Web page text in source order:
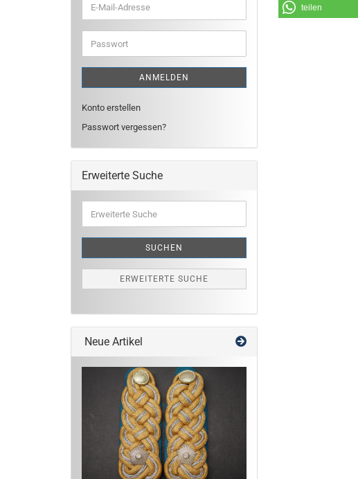
teilen
E-
Mail-
Adresse
Passwort
ANMELDEN
Konto erstellen
Passwort vergessen?
Erweiterte Suche
Suche
SUCHEN
ERWEITERTE SUCHE
Neue Artikel